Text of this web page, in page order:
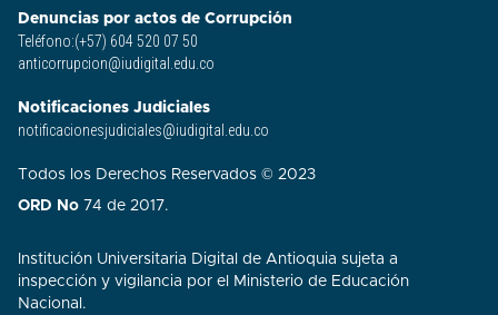
Denuncias por actos de Corrupción
Teléfono:(+57) 604 520 07 50
anticorrupcion@iudigital.edu.co
Notificaciones Judiciales
notificacionesjudiciales@iudigital.edu.co
Todos los Derechos Reservados © 2023
ORD No 74 de 2017.
Institución Universitaria Digital de Antioquia sujeta a
inspección y vigilancia por el Ministerio de Educación
Nacional.